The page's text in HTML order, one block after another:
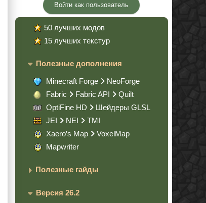
Войти как пользователь
50 лучших модов
15 лучших текстур
Полезные дополнения
Minecraft Forge
NeoForge
Fabric
Fabric API
Quilt
OptiFine HD
Шейдеры GLSL
JEI
NEI
TMI
Xaero’s Map
VoxelMap
Mapwriter
Полезные гайды
Версия 26.2